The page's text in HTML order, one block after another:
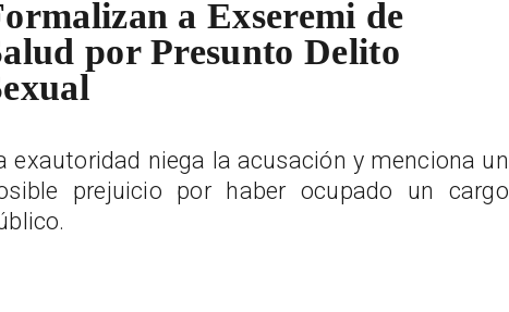
a Exseremi de
por Presunto Delito
exautoridad niega la acusación y menciona un
prejuicio por haber ocupado un cargo